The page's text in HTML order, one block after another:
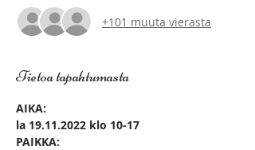
+101 muuta vierasta
Tietoa tapahtumasta
AIKA:
la 19.11.2022 klo 10-17
PAIKKA: